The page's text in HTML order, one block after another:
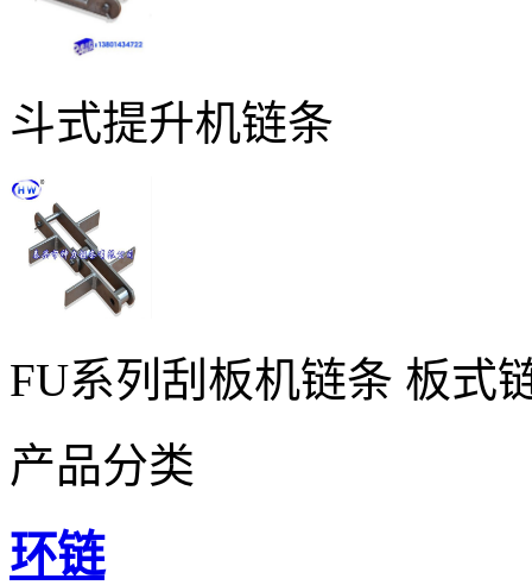
斗式提升机链条
FU系列刮板机链条 板式
产品分类
环链